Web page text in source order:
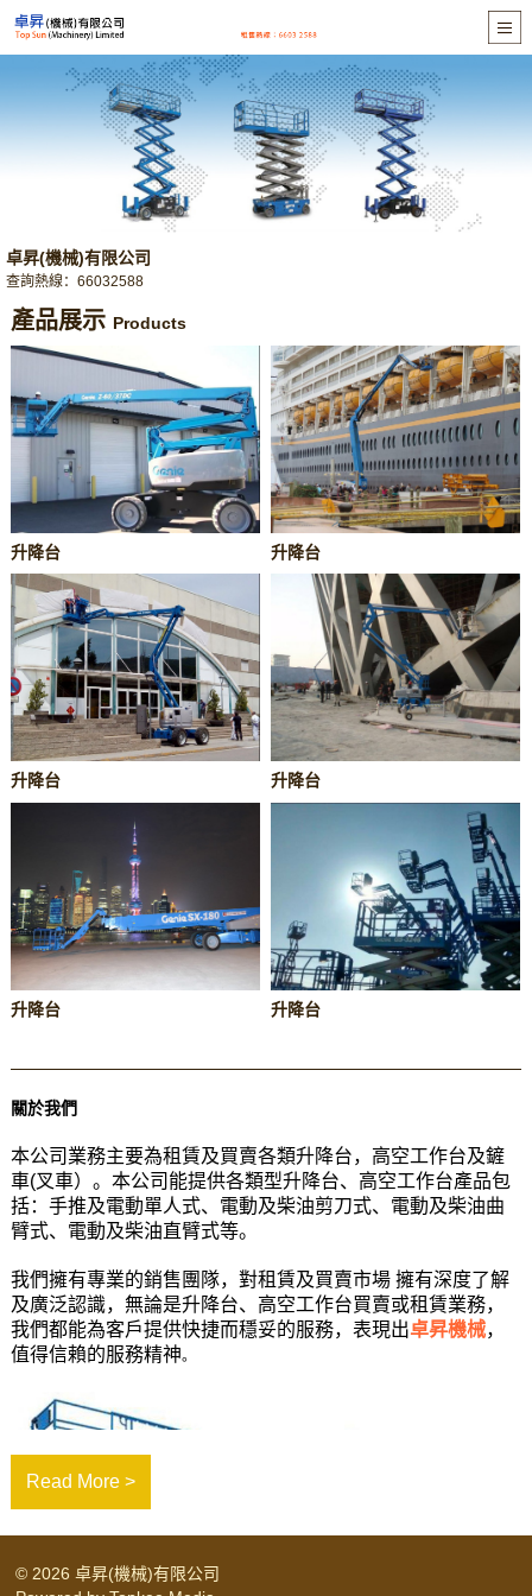
卓昇(機械)有限公司
查詢熱線：66032588
產品展示 Products
升降台 升降台
升降台 升降台
升降台 升降台
關於我們
本公司業務主要為租賃及買賣各類升降台，高空工作台及鏟
車(叉車） 。本公司能提供各類型升降台、高空工作台產品包
括：手推及電動單人式、電動及柴油剪刀式、電動及柴油曲
臂式、電動及柴油直臂式等。
我們擁有專業的銷售團隊，對租賃及買賣市場 擁有深度了解
及廣泛認識，無論是升降台、高空工作台買賣或租賃業務，
我們都能為客戶提供快捷而穩妥的服務，表現出卓昇機械，
值得信賴的服務精神。
Read More >
© 2026 卓昇(機械)有限公司